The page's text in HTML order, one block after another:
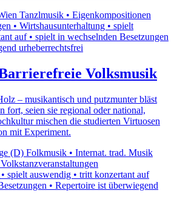
Tanzlmusik • Eigenkompositionen
• Wirtshausunterhaltung • spielt
auf • spielt in wechselnden Besetzungen
urheberrechtsfrei
Volksmusik
– musikantisch und putzmunter bläst
fort, seien sie regional oder national,
mischen die studierten Virtuosen
mit Experiment.
(D) Folkmusik • Internat. trad. Musik
spielt auswendig • tritt konzertant auf
• Repertoire ist überwiegend